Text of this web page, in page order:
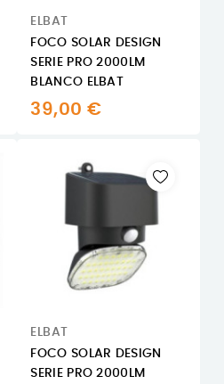
ELBAT
FOCO SOLAR DESIGN
SERIE PRO 2000LM
BLANCO ELBAT
39,00 €
ELBAT
FOCO SOLAR DESIGN
SERIE PRO 2000LM